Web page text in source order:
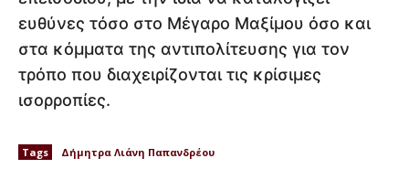
ευθύνες τόσο στο Μέγαρο Μαξίμου όσο και
στα κόμματα της αντιπολίτευσης για τον
τρόπο που διαχειρίζονται τις κρίσιμες
ισορροπίες.
Tags Δήμητρα Λιάνη Παπανδρέου